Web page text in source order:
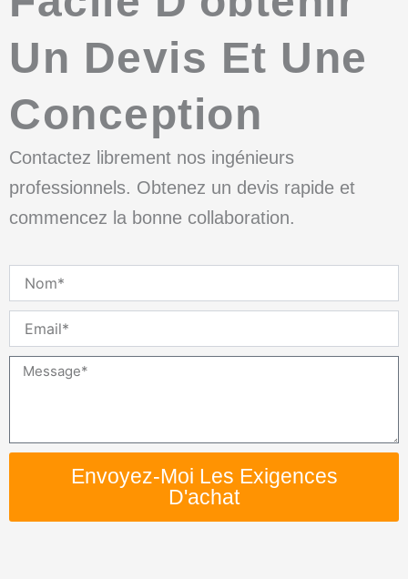
Un Devis Et Une
Conception
Contactez librement nos ingénieurs
professionnels. Obtenez un devis rapide et
commencez la bonne collaboration.
Message
Envoyez-Moi Les Exigences
D'achat